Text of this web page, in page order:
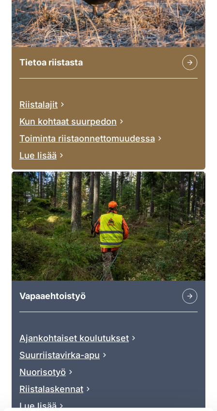
Tietoa riistasta
Riistalajit
Kun kohtaat suurpedon
Toiminta riistaonnettomuudessa
Lue lisää
Vapaaehtoistyö
Ajankohtaiset koulutukset
Suurriistavirka-apu
Nuorisotyö
Riistalaskennat
Lue lisää